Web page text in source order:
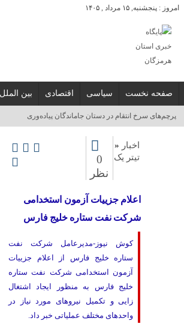
امروز : پنجشنبه, ۱۵ مرداد , ۱۴۰۵
صفحه نخست سیاسی اقتصادی بین الملل
پرچم‌های سرخ انتقام در دستان جاماندگان پیاده‌وری
اخبار «
تیتر یک
0
نظر
اعلام جزییات آزمون استخدامی
شرکت نفت ستاره خلیج فارس
کوش نیوز-مدیرعامل شرکت نفت
ستاره خلیج فارس از اعلام جزییات
آزمون استخدامی شرکت نفت ستاره
خلیج فارس به منظور ایجاد اشتغال
زایی و تکمیل نیروهای مورد نیاز در
واحدهای مختلف عملیاتی خبر داد.